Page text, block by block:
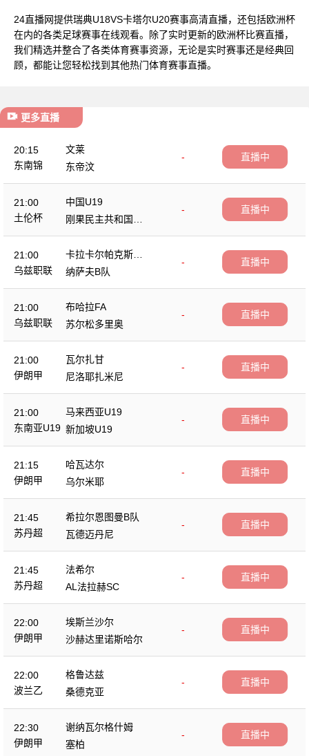
24直播网提供瑞典U18VS卡塔尔U20赛事高清直播，还包括欧洲杯
在内的各类足球赛事在线观看。除了实时更新的欧洲杯比赛直播，
我们精选并整合了各类体育赛事资源，无论是实时赛事还是经典回
顾，都能让您轻松找到其他热门体育赛事直播。
更多直播
20:15
东南锦
文莱
-
东帝汶
直播中
21:00
土伦杯
中国U19
-
刚果民主共和国U2
3
直播中
21:00
乌兹职联
卡拉卡尔帕克斯坦F
A
-
纳萨夫B队
直播中
21:00
乌兹职联
布哈拉FA
-
苏尔松多里奥
直播中
21:00
伊朗甲
瓦尔扎甘
-
尼洛耶扎米尼
直播中
21:00
东南亚U19
马来西亚U19
-
新加坡U19
直播中
21:15
伊朗甲
哈瓦达尔
-
乌尔米耶
直播中
21:45
苏丹超
希拉尔恩图曼B队
-
瓦德迈丹尼
直播中
21:45
苏丹超
法希尔
-
AL法拉赫SC
直播中
22:00
伊朗甲
埃斯兰沙尔
-
沙赫达里诺斯哈尔
直播中
22:00
波兰乙
格鲁达兹
-
桑德克亚
直播中
22:30
伊朗甲
谢纳瓦尔格什姆
-
塞柏
直播中